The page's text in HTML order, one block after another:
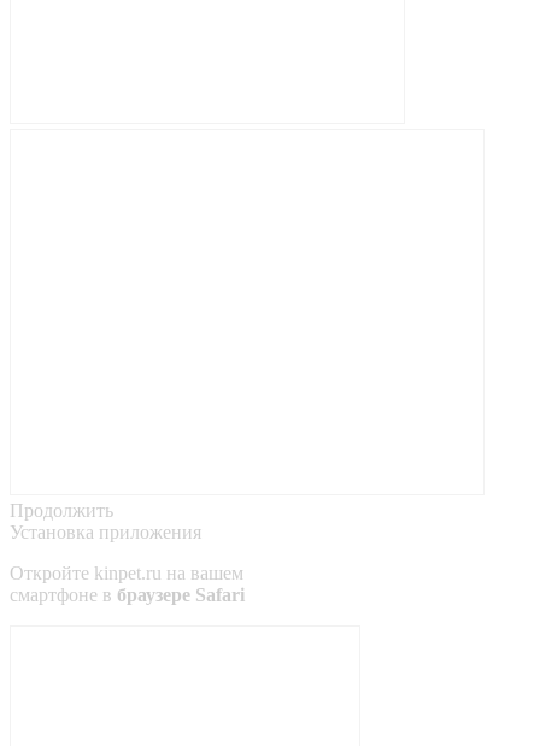
Продолжить
Установка приложения
Откройте kinpet.ru на вашем
смартфоне в браузере Safari